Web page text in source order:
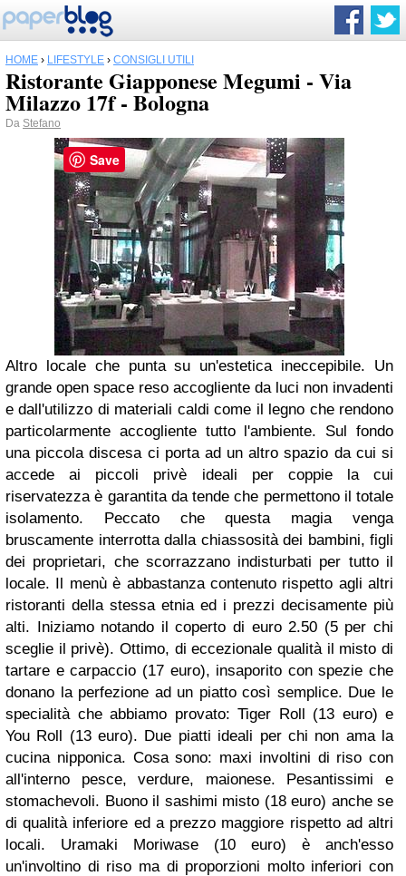
HOME › LIFESTYLE › CONSIGLI UTILI
Ristorante Giapponese Megumi - Via
Milazzo 17f - Bologna
Da Stefano
Altro locale che punta su un'estetica ineccepibile. Un
grande open space reso accogliente da luci non invadenti
e dall'utilizzo di materiali caldi come il legno che rendono
particolarmente accogliente tutto l'ambiente. Sul fondo
una piccola discesa ci porta ad un altro spazio da cui si
accede ai piccoli privè ideali per coppie la cui
riservatezza è garantita da tende che permettono il totale
isolamento. Peccato che questa magia venga
bruscamente interrotta dalla chiassosità dei bambini, figli
dei proprietari, che scorrazzano indisturbati per tutto il
locale. Il menù è abbastanza contenuto rispetto agli altri
ristoranti della stessa etnia ed i prezzi decisamente più
alti. Iniziamo notando il coperto di euro 2.50 (5 per chi
sceglie il privè). Ottimo, di eccezionale qualità il misto di
tartare e carpaccio (17 euro), insaporito con spezie che
donano la perfezione ad un piatto così semplice. Due le
specialità che abbiamo provato: Tiger Roll (13 euro) e
You Roll (13 euro). Due piatti ideali per chi non ama la
cucina nipponica. Cosa sono: maxi involtini di riso con
all'interno pesce, verdure, maionese. Pesantissimi e
stomachevoli. Buono il sashimi misto (18 euro) anche se
di qualità inferiore ed a prezzo maggiore rispetto ad altri
locali. Uramaki Moriwase (10 euro) è anch'esso
un'involtino di riso ma di proporzioni molto inferiori con
Save